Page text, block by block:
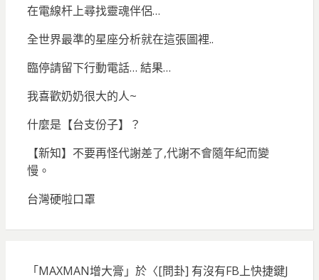
在電線杆上尋找靈魂伴侶…
全世界最準的星座分析就在這張圖裡..
臨停請留下行動電話… 結果…
我喜歡奶奶很大的人~
什麼是【台支份子】？
【新知】不要再怪代謝差了,代謝不會隨年紀而變
慢。
台灣硬啦口罩
「MAXMAN增大膏 」於〈[問卦] 有沒有FB上快捷鍵J